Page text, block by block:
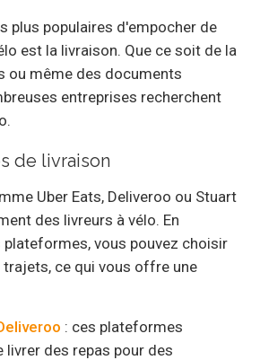
plus populaires d'empocher de
est la livraison. Que ce soit de la
ou même des documents
entreprises recherchent
de livraison
Uber Eats, Deliveroo ou Stuart
des livreurs à vélo. En
vous pouvez choisir
ce qui vous offre une
: ces plateformes
livrer des repas pour des